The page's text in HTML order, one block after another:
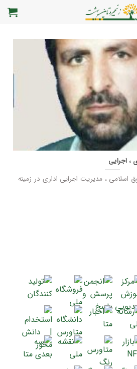
، اجرایی
اسلامی ، مدیریت اجرایی اداری در زمینه